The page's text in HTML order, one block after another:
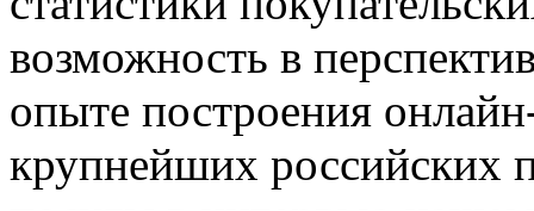
возможность в
опыте построения
крупнейших российских